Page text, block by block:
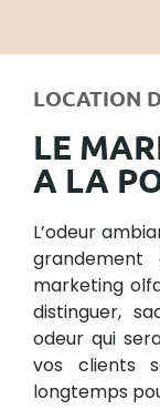
LOCATION
LE
A LA
L’odeur
marketing
distinguer,
odeur qui
vos clients
longtemps